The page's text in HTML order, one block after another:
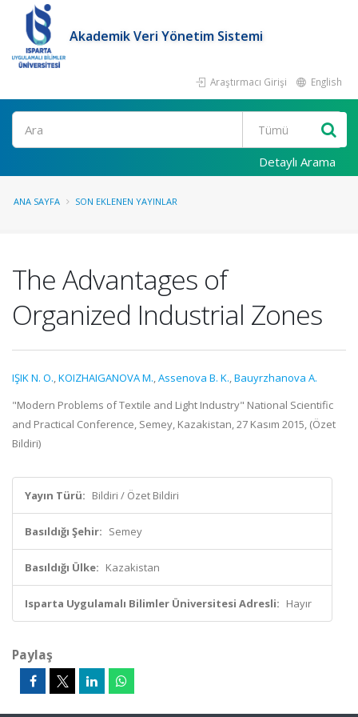
Akademik Veri Yönetim Sistemi
Araştırmacı Girişi English
Ara
Detaylı Arama
ANA SAYFA SON EKLENEN YAYINLAR
The Advantages of
Organized Industrial Zones
IŞIK N. O.,KOIZHAIGANOVA M.,Assenova B. K.,Bauyrzhanova A.
"Modern Problems of Textile and Light Industry" National Scientific
and Practical Conference, Semey, Kazakistan, 27 Kasım 2015, (Özet
Bildiri)
Yayın Türü: Bildiri / Özet Bildiri
Basıldığı Şehir: Semey
Basıldığı Ülke: Kazakistan
Isparta Uygulamalı Bilimler Üniversitesi Adresli: Hayır
Paylaş